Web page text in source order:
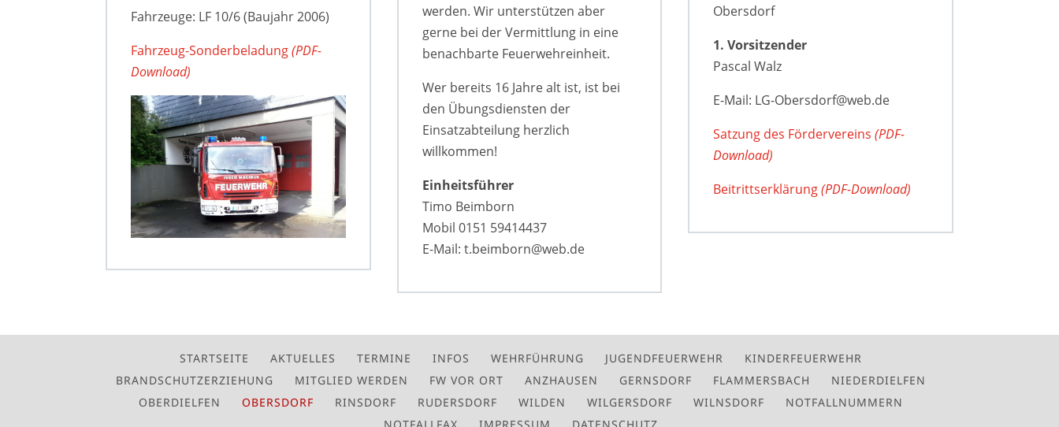
Fahrzeuge: LF 10/6 (Baujahr 2006)
Fahrzeug-Sonderbeladung(PDF-
Download)
werden. Wir unterstützen aber
gerne bei der Vermittlung in eine
benachbarte Feuerwehreinheit.
Wer bereits 16 Jahre alt ist, ist bei
den Übungsdiensten der
Einsatzabteilung herzlich
willkommen!
Einheitsführer
Timo Beimborn
Mobil 0151 59414437
E-Mail: t.beimborn@web.de
Obersdorf
1. Vorsitzender
Pascal Walz
E-Mail: LG-Obersdorf@web.de
Satzung des Fördervereins (PDF-
Download)
Beitrittserklärung(PDF-Download)
STARTSEITE AKTUELLES TERMINE INFOS WEHRFÜHRUNG JUGENDFEUERWEHR
KINDERFEUERWEHR
BRANDSCHUTZERZIEHUNG
MITGLIED WERDEN FW VOR ORT ANZHAUSEN GERNSDORF FLAMMERSBACH
NIEDERDIELFEN
OBERDIELFEN
OBERSDORF RINSDORF RUDERSDORF WILDEN WILGERSDORF WILNSDORF
NOTFALLNUMMERN